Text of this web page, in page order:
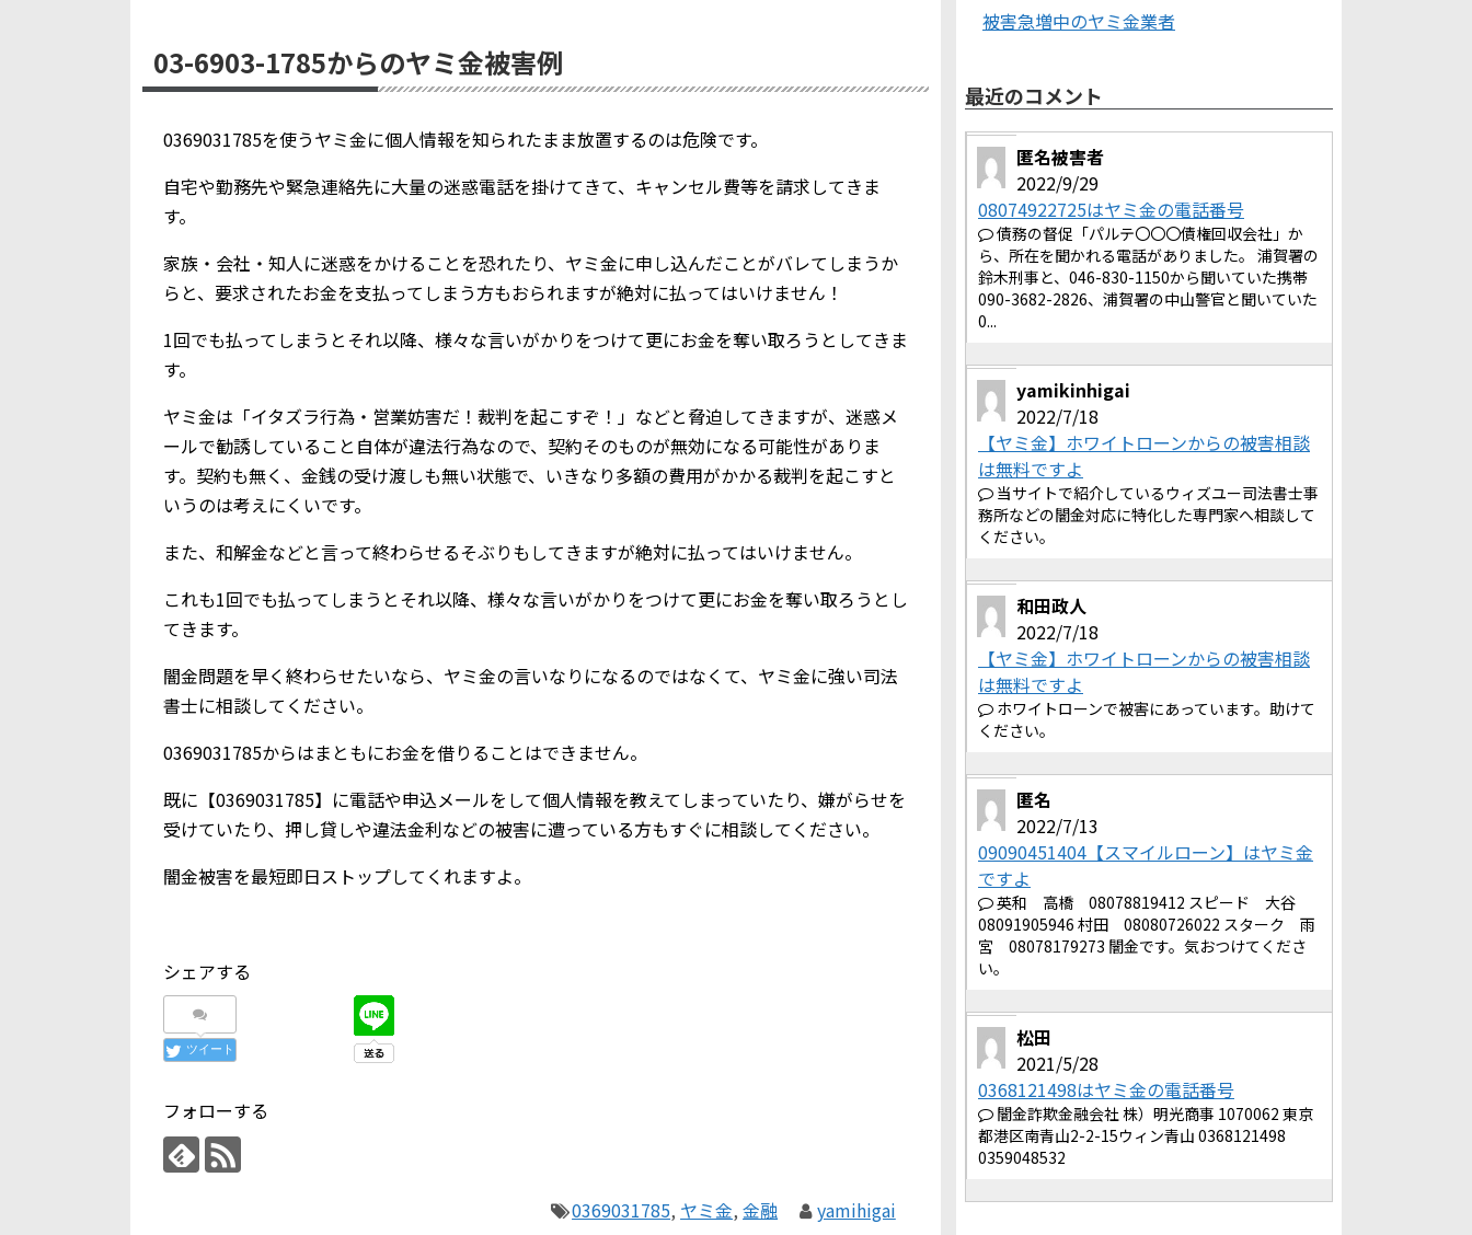
03-6903-1785からのヤミ金被害例
0369031785を使うヤミ金に個人情報を知られたまま放置するのは危険です。
自宅や勤務先や緊急連絡先に大量の迷惑電話を掛けてきて、キャンセル費等を請求してきま
す。
家族・会社・知人に迷惑をかけることを恐れたり、ヤミ金に申し込んだことがバレてしまうか
らと、要求されたお金を支払ってしまう方もおられますが絶対に払ってはいけません！
1回でも払ってしまうとそれ以降、様々な言いがかりをつけて更にお金を奪い取ろうとしてきま
す。
ヤミ金は「イタズラ行為・営業妨害だ！裁判を起こすぞ！」などと脅迫してきますが、迷惑メ
ールで勧誘していること自体が違法行為なので、契約そのものが無効になる可能性がありま
す。契約も無く、金銭の受け渡しも無い状態で、いきなり多額の費用がかかる裁判を起こすと
いうのは考えにくいです。
また、和解金などと言って終わらせるそぶりもしてきますが絶対に払ってはいけません。
これも1回でも払ってしまうとそれ以降、様々な言いがかりをつけて更にお金を奪い取ろうとし
てきます。
闇金問題を早く終わらせたいなら、ヤミ金の言いなりになるのではなくて、ヤミ金に強い司法
書士に相談してください。
0369031785からはまともにお金を借りることはできません。
既に【0369031785】に電話や申込メールをして個人情報を教えてしまっていたり、嫌がらせを
受けていたり、押し貸しや違法金利などの被害に遭っている方もすぐに相談してください。
闇金被害を最短即日ストップしてくれますよ。
シェアする
ツイート
フォローする
0369031785, ヤミ金,金融 yamihigai
被害急増中のヤミ金業者
最近のコメント
匿名被害者
2022/9/29
08074922725はヤミ金の電話番号
債務の督促「パルテ〇〇〇債権回収会社」か
ら、所在を聞かれる電話がありました。 浦賀署の
鈴木刑事と、046-830-1150から聞いていた携帯
090-3682-2826、浦賀署の中山警官と聞いていた
0...
yamikinhigai
2022/7/18
【ヤミ金】ホワイトローンからの被害相談
は無料ですよ
当サイトで紹介しているウィズユー司法書士事
務所などの闇金対応に特化した専門家へ相談して
ください。
和田政人
2022/7/18
【ヤミ金】ホワイトローンからの被害相談
は無料ですよ
ホワイトローンで被害にあっています。助けて
ください。
匿名
2022/7/13
09090451404【スマイルローン】はヤミ金
ですよ
英和 高橋 08078819412 スピード 大谷
08091905946 村田 08080726022 スターク 雨
宮 08078179273 闇金です。気おつけてくださ
い。
松田
2021/5/28
0368121498はヤミ金の電話番号
闇金詐欺金融会社 株）明光商事 1070062 東京
都港区南青山2-2-15ウィン青山 0368121498
0359048532